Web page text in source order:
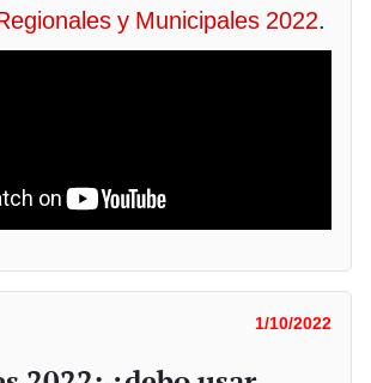
y Municipales 2022.
1/10/2022